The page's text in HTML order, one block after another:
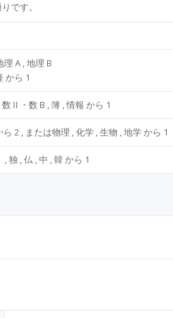
です。
理 A , 地理 B
から 1
Ⅱ・数 B , 簿 , 情報 から 1
2 , または物理 , 化学 , ⽣物 , 地学 から 1
独 , 仏 , 中 , 韓 から 1